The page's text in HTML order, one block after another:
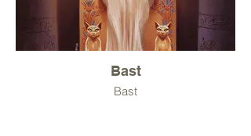
Bast
Bast